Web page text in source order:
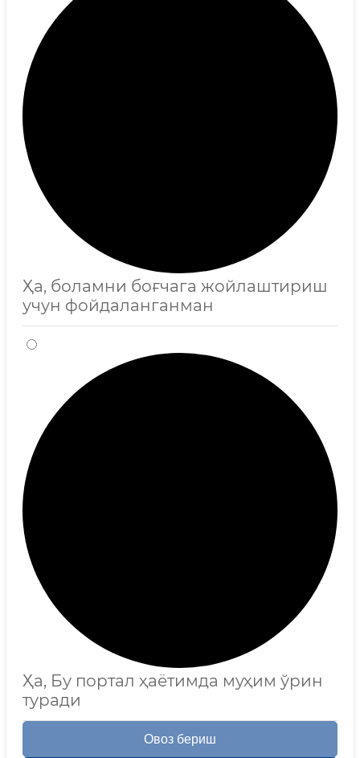
Ҳа, боламни боғчага жойлаштириш
учун фойдаланганман
Ҳа, Бу портал ҳаётимда муҳим ўрин
туради
Овоз бериш